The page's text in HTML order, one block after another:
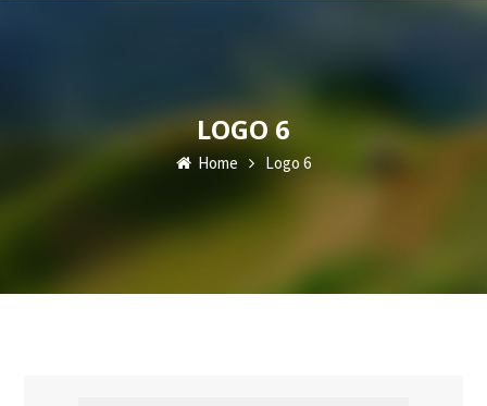
LOGO 6
Home Logo 6